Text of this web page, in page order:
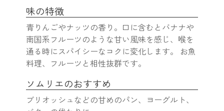
味の特徴
青りんごやナッツの香り。口に含むとバナナや
南国系フルーツのような甘い風味を感じ、喉を
通る時にスパイシーなコクに変化します。 お魚
料理、フルーツと相性抜群です。
ソムリエのおすすめ
ブリオッシュなどの甘めのパン、ヨーグルト、